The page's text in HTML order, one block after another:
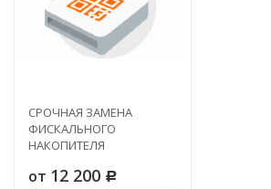
СРОЧНАЯ ЗАМЕНА
ФИСКАЛЬНОГО
НАКОПИТЕЛЯ
от 12 200 Р